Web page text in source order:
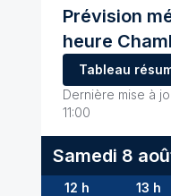
Prévision
heure
Tableau
Dernière mise à
11:00
Samedi 8
12 h 13 h